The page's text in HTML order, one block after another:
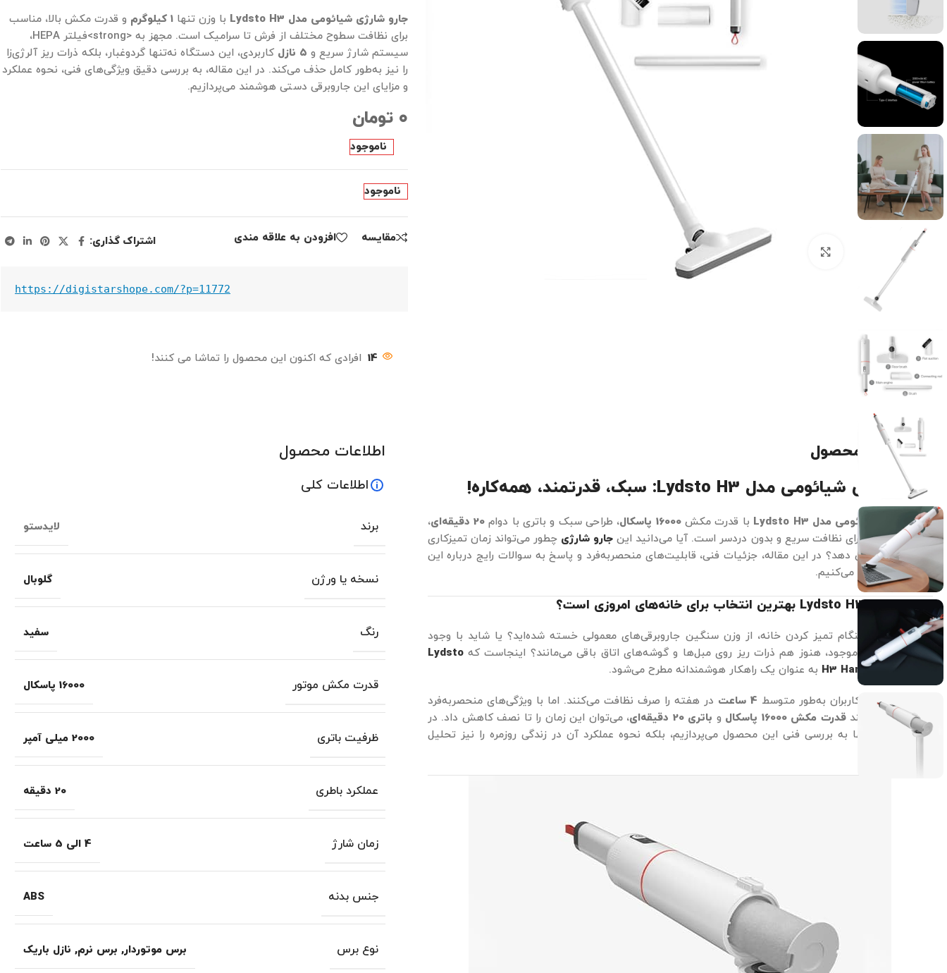
برای بزرگنمایی کلیک کنید
جارو شارژی شیائومی مدل Lydsto H3 با وزن تنها۱ کیلوگرم
و قدرت مکش بالا، مناسب
برای نظافت سطوح مختلف از فرش تا سرامیک است. مجهز به <strong>فیلتر HEPA،
سیستم شارژ سریع و ۵ نازل
کاربردی، این دستگاه نه‌تنها گردوغبار، بلکه ذرات ریز آلرژی‌زا
را نیز به‌طور کامل حذف می‌کند. در این مقاله، به بررسی دقیق ویژگی‌های فنی، نحوه عملکرد
و مزایای این جاروبرقی دستی هوشمند می‌پردازیم.
۰ تومان
ناموجود
ناموجود
مقايسه افزودن به علاقه مندی اشتراک گذاری:
https://digistarshope.com/?p=11772
14 افرادی که اکنون این محصول را تماشا می کنند!
توضیحات محصول
جارو شارژی شیائومی مدل Lydsto H3: سبک، قدرتمند، همه‌کاره!
جارو شارژی شیائومی مدل Lydsto H3 با قدرت مکش16000 پاسکال ، طراحی سبک و باتری با دوام20 دقیقه‌ای
،
انتخابی ایده‌آل برای نظافت سریع و بدون دردسر است. آیا می‌دانید اینجارو شارژی چطور می‌تواند زمان تمیزکاری
را تا۵۰% کاهش دهد؟ در این مقاله، جزئیات فنی، قابلیت‌های منحصربه‌فرد و پاسخ به سوالات رایج درباره این
محصول را بررسی می‌کنیم.
چرا لایدستو Lydsto H3 بهترین انتخاب برای خانه‌های امروزی است؟
آیا تا به حال هنگام تمیز کردن خانه، از وزن سنگین جاروبرقی‌های معمولی خسته شده‌اید؟ یا شاید با وجود
جاروهای دستی موجود، هنوز هم ذرات ریز روی مبل‌ها و گوشه‌های اتاق باقی می‌مانند؟ اینجاست کهLydsto
H3 Handheld vacuum به عنوان یک راهکار هوشمندانه مطرح می‌شود.
طبق تحقیقات، کاربران به‌طور متوسط 4 ساعت
در هفته را صرف نظافت می‌کنند. اما با ویژگی‌های منحصربه‌فرد
این دستگاه، مانندقدرت مکش 16000 پاسکال و باتری 20 دقیقه‌ای
، می‌توان این زمان را تا نصف کاهش داد. در
این مقاله، نه‌تنها به بررسی فنی این محصول می‌پردازیم، بلکه نحوه عملکرد آن در زندگی روزمره را نیز تحلیل
اطلاعات محصول
اطلاعات کلی
برند لایدستو
نسخه یا ورژن گلوبال
رنگ سفید
قدرت مکش موتور 16000 پاسکال
ظرفیت باتری 2000 میلی آمپر
عملکرد باطری 20 دقیقه
زمان شارژ 4 الی 5 ساعت
جنس بدنه ABS
نوع برس برس موتوردار, برس نرم, نازل باریک